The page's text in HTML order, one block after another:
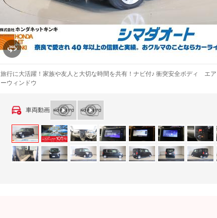
旅行に大活躍！家族や友人と大切な時間を共有！ナビ付♪ 衝突安全ボディ
ーウィンドウ
車両動画